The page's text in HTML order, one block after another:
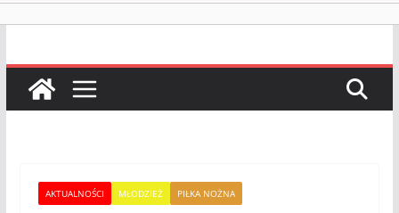
AKTUALNOŚCI MŁODZIEŻ PIŁKA NOŻNA